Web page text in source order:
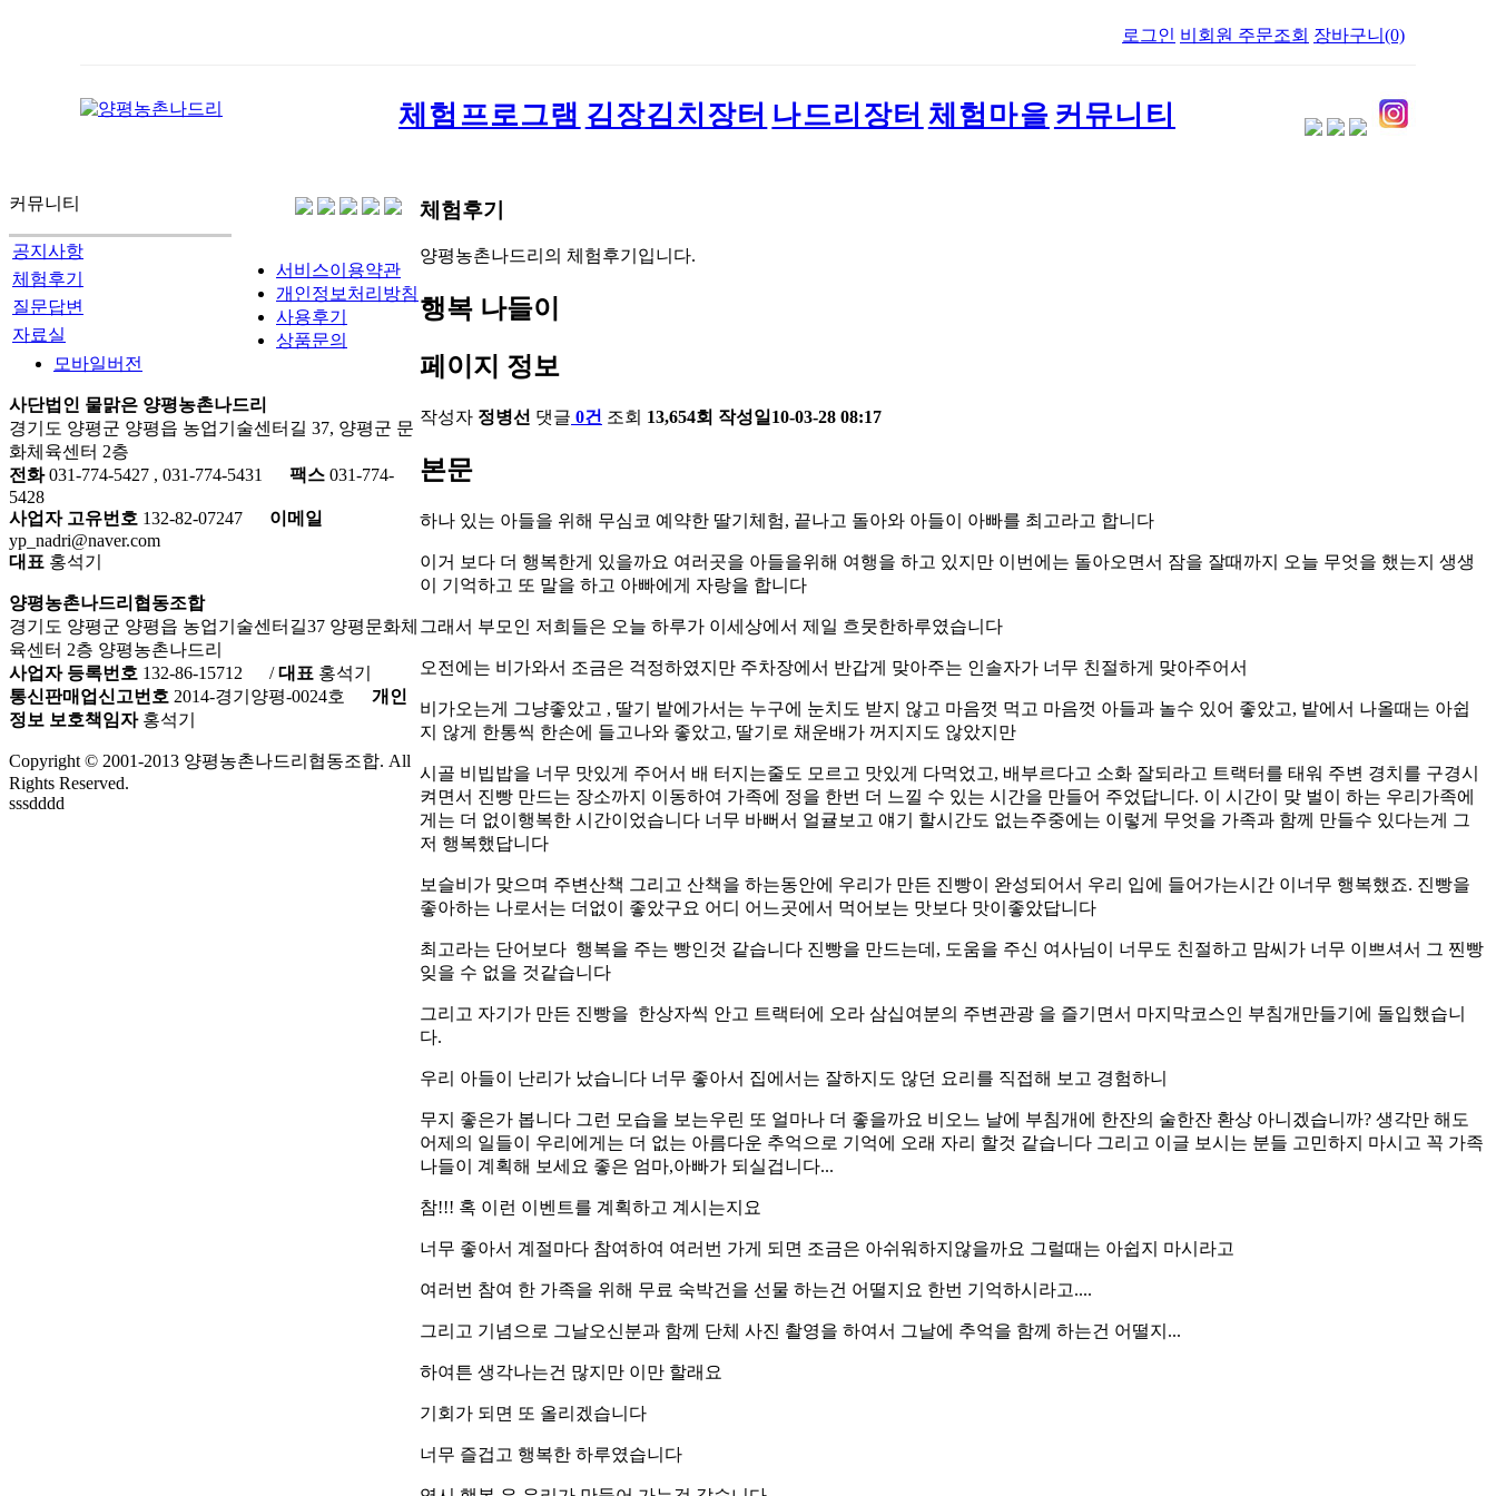
로그인 비회원 주문조회 장바구니(0)
체험프로그램 김장김치장터 나드리장터 체험마을 커뮤니티
커뮤니티
공지사항
체험후기
질문답변
자료실
체험후기
양평농촌나드리의 체험후기입니다.
행복 나들이
페이지 정보
작성자 정병선 댓글 0건 조회 13,654회 작성일 10-03-28 08:17
본문
하나 있는 아들을 위해 무심코 예약한 딸기체험, 끝나고 돌아와 아들이 아빠를 최고라고 합니다
이거 보다 더 행복한게 있을까요 여러곳을 아들을위해 여행을 하고 있지만 이번에는 돌아오면서 잠을 잘때까지 오늘 무엇을 했는지 생생
이 기억하고 또 말을 하고 아빠에게 자랑을 합니다
그래서 부모인 저희들은 오늘 하루가 이세상에서 제일 흐뭇한하루였습니다
오전에는 비가와서 조금은 걱정하였지만 주차장에서 반갑게 맞아주는 인솔자가 너무 친절하게 맞아주어서
비가오는게 그냥좋았고 , 딸기 밭에가서는 누구에 눈치도 받지 않고 마음껏 먹고 마음껏 아들과 놀수 있어 좋았고, 밭에서 나올때는 아쉽
지 않게 한통씩 한손에 들고나와 좋았고, 딸기로 채운배가 꺼지지도 않았지만
시골 비빕밥을 너무 맛있게 주어서 배 터지는줄도 모르고 맛있게 다먹었고, 배부르다고 소화 잘되라고 트랙터를 태워 주변 경치를 구경시
켜면서 진빵 만드는 장소까지 이동하여 가족에 정을 한번 더 느낄 수 있는 시간을 만들어 주었답니다. 이 시간이 맞 벌이 하는 우리가족에
게는 더 없이행복한 시간이었습니다 너무 바뻐서 얼귤보고 얘기 할시간도 없는주중에는 이렇게 무엇을 가족과 함께 만들수 있다는게 그
저 행복했답니다
보슬비가 맞으며 주변산책 그리고 산책을 하는동안에 우리가 만든 진빵이 완성되어서 우리 입에 들어가는시간 이너무 행복했죠. 진빵을
좋아하는 나로서는 더없이 좋았구요 어디 어느곳에서 먹어보는 맛보다 맛이좋았답니다
최고라는 단어보다 행복을 주는 빵인것 같습니다 진빵을 만드는데, 도움을 주신 여사님이 너무도 친절하고 맘씨가 너무 이쁘셔서 그 찐빵
잊을 수 없을 것같습니다
그리고 자기가 만든 진빵을 한상자씩 안고 트랙터에 오라 삼십여분의 주변관광 을 즐기면서 마지막코스인 부침개만들기에 돌입했습니
다.
우리 아들이 난리가 났습니다 너무 좋아서 집에서는 잘하지도 않던 요리를 직접해 보고 경험하니
무지 좋은가 봅니다 그런 모습을 보는우린 또 얼마나 더 좋을까요 비오느 날에 부침개에 한잔의 술한잔 환상 아니겠습니까? 생각만 해도
어제의 일들이 우리에게는 더 없는 아름다운 추억으로 기억에 오래 자리 할것 같습니다 그리고 이글 보시는 분들 고민하지 마시고 꼭 가족
나들이 계획해 보세요 좋은 엄마,아빠가 되실겁니다...
참!!! 혹 이런 이벤트를 계획하고 계시는지요
너무 좋아서 계절마다 참여하여 여러번 가게 되면 조금은 아쉬워하지않을까요 그럴때는 아쉽지 마시라고
여러번 참여 한 가족을 위해 무료 숙박건을 선물 하는건 어떨지요 한번 기억하시라고....
그리고 기념으로 그날오신분과 함께 단체 사진 촬영을 하여서 그날에 추억을 함께 하는건 어떨지...
하여튼 생각나는건 많지만 이만 할래요
기회가 되면 또 올리겠습니다
너무 즐겁고 행복한 하루였습니다
서비스이용약관
개인정보처리방침
사용후기
상품문의
모바일버전
사단법인 물맑은 양평농촌나드리
경기도 양평군 양평읍 농업기술센터길 37, 양평군 문
화체육센터 2층
전화031-774-5427 , 031-774-5431 팩스 031-774-
5428
사업자 고유번호 132-82-07247
이메일
yp_nadri@naver.com
대표 홍석기
양평농촌나드리협동조합
경기도 양평군 양평읍 농업기술센터길37 양평문화체
육센터 2층 양평농촌나드리
사업자 등록번호 132-86-15712 /대표 홍석기
통신판매업신고번호 2014-경기양평-0024호
개인
정보 보호책임자홍석기
Copyright © 2001-2013 양평농촌나드리협동조합. All
Rights Reserved.
sssdddd